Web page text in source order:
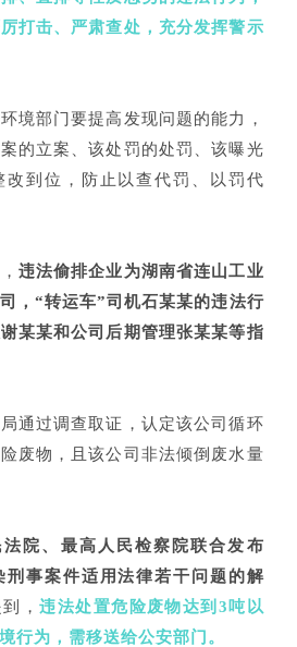
打击、严肃查处，充分发挥警示
境部门要提高发现问题的能力，
的立案、该处罚的处罚、该曝光
改到位，防止以查代罚、以罚代
违法偷排企业为湖南省连山工业
，“转运车”司机石某某的违法行
某某和公司后期管理张某某等指
通过调查取证，认定该公司循环
废物，且该公司非法倾倒废水量
院、最高人民检察院联合发布
刑事案件适用法律若干问题的解
到，违法处置危险废物达到3吨以
行为，需移送给公安部门。